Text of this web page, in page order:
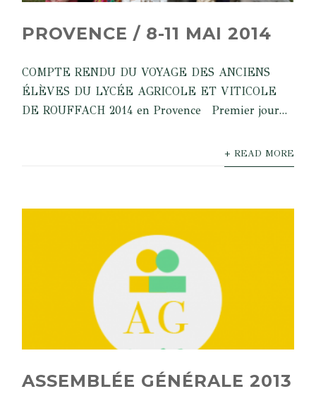
PROVENCE / 8-11 MAI 2014
COMPTE RENDU DU VOYAGE DES ANCIENS
ÉLÈVES DU LYCÉE AGRICOLE ET VITICOLE
DE ROUFFACH 2014 en Provence Premier jour...
+ READ MORE
ASSEMBLÉE GÉNÉRALE 2013